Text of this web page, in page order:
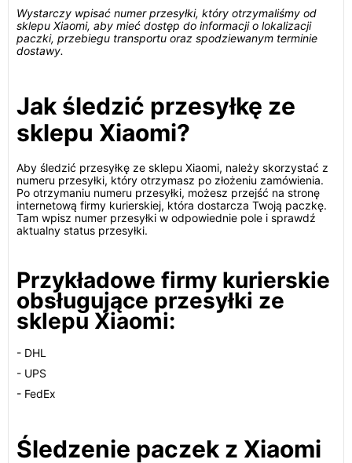
Wystarczy wpisać numer przesyłki, który otrzymaliśmy od
sklepu Xiaomi, aby mieć dostęp do informacji o lokalizacji
paczki, przebiegu transportu oraz spodziewanym terminie
dostawy.
Jak śledzić przesyłkę ze
sklepu Xiaomi?
Aby śledzić przesyłkę ze sklepu Xiaomi, należy skorzystać z
numeru przesyłki, który otrzymasz po złożeniu zamówienia.
Po otrzymaniu numeru przesyłki, możesz przejść na stronę
internetową firmy kurierskiej, która dostarcza Twoją paczkę.
Tam wpisz numer przesyłki w odpowiednie pole i sprawdź
aktualny status przesyłki.
Przykładowe firmy kurierskie
obsługujące przesyłki ze
sklepu Xiaomi:
- DHL
- UPS
- FedEx
Śledzenie paczek z Xiaomi